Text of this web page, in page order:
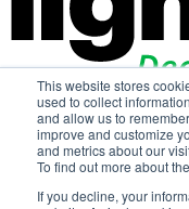
This website stores
used to collect
and allow us to
improve and customize
and metrics about our
To find out more about
If you decline, your